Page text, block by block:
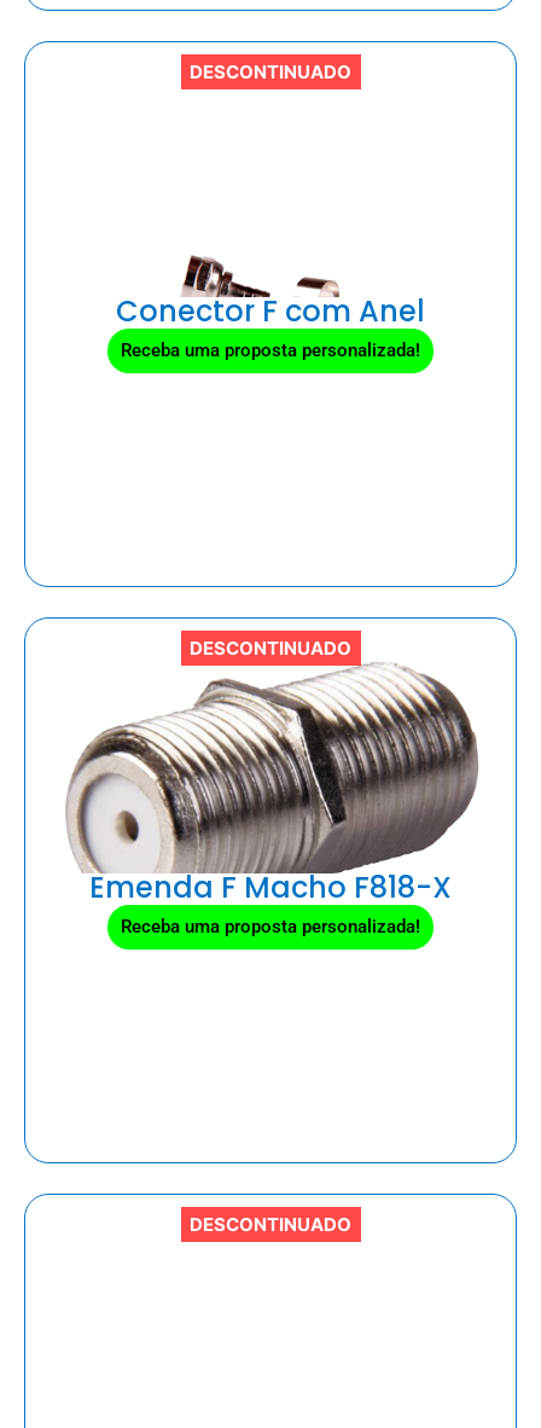
DESCONTINUADO
Conector F com Anel
Receba uma proposta personalizada!
DESCONTINUADO
Emenda F Macho F818-X
Receba uma proposta personalizada!
DESCONTINUADO